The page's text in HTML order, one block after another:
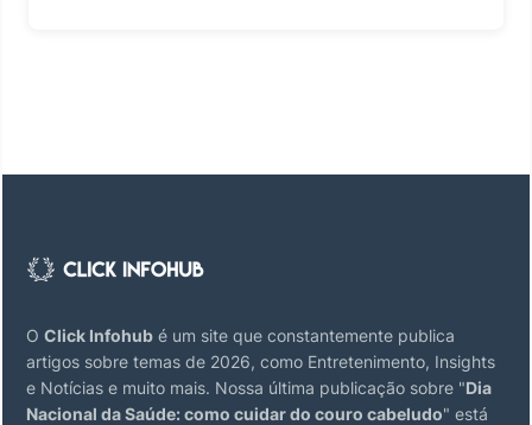
O Click Infohub é um site que constantemente publica
artigos sobre temas de 2026, como Entretenimento, Insights
e Notícias e muito mais. Nossa última publicação sobre "Dia
Nacional da Saúde: como cuidar do couro cabeludo" está